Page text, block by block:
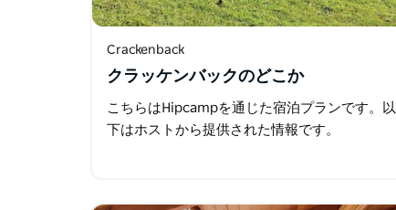
Crackenback
クラッケンバックのどこか
こちらはHipcampを通じた宿泊プランです。以
下はホストから提供された情報です。